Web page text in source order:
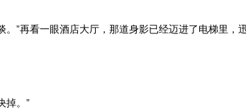
”再看一眼酒店大厅，那道身影已经迈进了电梯里，
掉。”